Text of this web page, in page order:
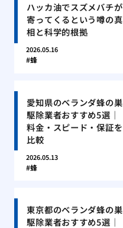
ハッカ油でスズメバチが
寄ってくるという噂の真
相と科学的根拠
2026.05.16
蜂
愛知県のベランダ蜂の巣
駆除業者おすすめ5選｜
料金・スピード・保証を
比較
2026.05.13
蜂
東京都のベランダ蜂の巣
駆除業者おすすめ5選｜